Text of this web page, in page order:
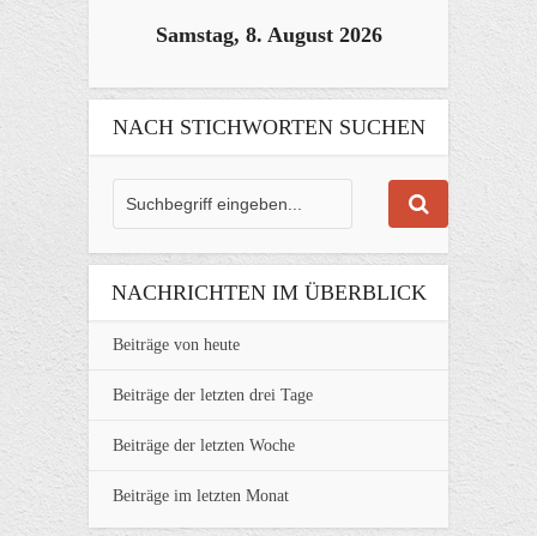
Samstag, 8. August 2026
NACH STICHWORTEN SUCHEN
NACHRICHTEN IM ÜBERBLICK
Beiträge von heute
Beiträge der letzten drei Tage
Beiträge der letzten Woche
Beiträge im letzten Monat